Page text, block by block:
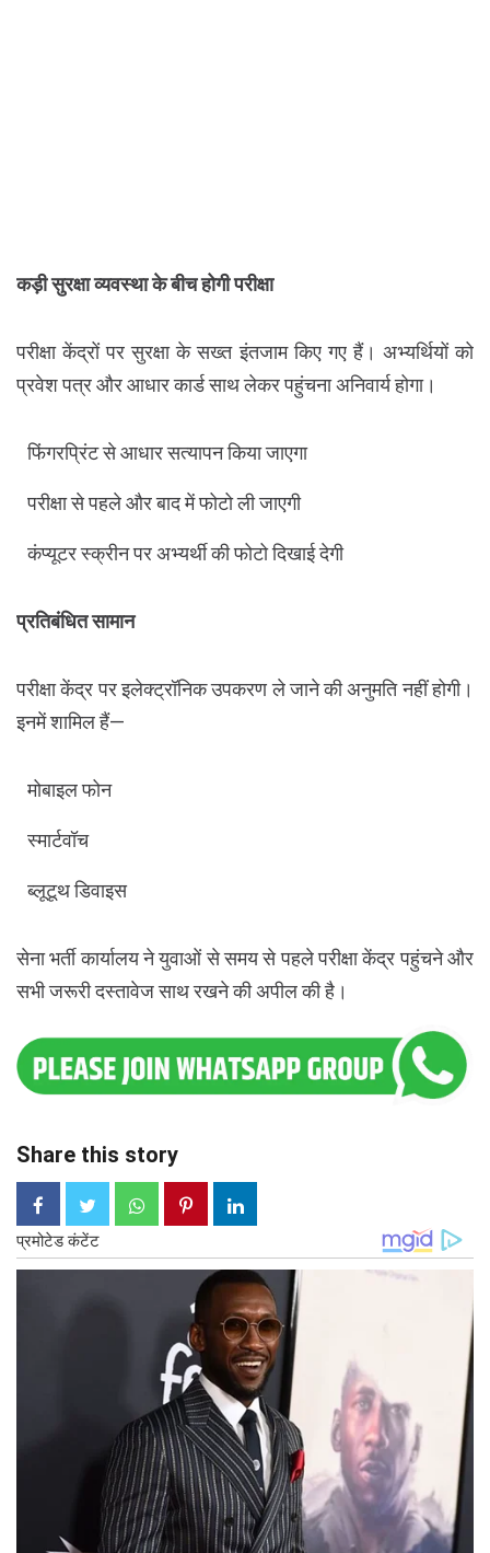
कड़ी सुरक्षा व्यवस्था के बीच होगी परीक्षा
परीक्षा केंद्रों पर सुरक्षा के सख्त इंतजाम किए गए हैं। अभ्यर्थियों को
प्रवेश पत्र और आधार कार्ड साथ लेकर पहुंचना अनिवार्य होगा।
फिंगरप्रिंट से आधार सत्यापन किया जाएगा
परीक्षा से पहले और बाद में फोटो ली जाएगी
कंप्यूटर स्क्रीन पर अभ्यर्थी की फोटो दिखाई देगी
प्रतिबंधित सामान
परीक्षा केंद्र पर इलेक्ट्रॉनिक उपकरण ले जाने की अनुमति नहीं होगी।
इनमें शामिल हैं—
मोबाइल फोन
स्मार्टवॉच
ब्लूटूथ डिवाइस
सेना भर्ती कार्यालय ने युवाओं से समय से पहले परीक्षा केंद्र पहुंचने और
सभी जरूरी दस्तावेज साथ रखने की अपील की है।
Share this story